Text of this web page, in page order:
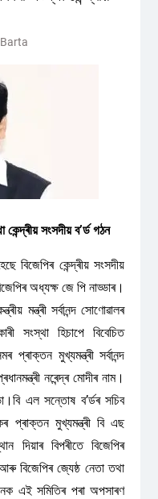
কেন্দ্ৰীয় সংসদীয় ব’ৰ্ড গঠন
বিজেপিৰ কেন্দ্ৰীয় সংসদীয়
অধ্যক্ষ জে পি নাড্ডাৰ।
মন্ত্ৰী সৰ্বানন্দ সোণোৱালৰ
সংস্থা হিচাপে বিবেচিত
মুখ্যমন্ত্ৰী সৰ্বানন্দ
নৰেন্দ্ৰ মোদীৰ নাম।
এল সন্তোষ ব’ৰ্ডৰ সচিব
প্ৰাক্তন মুখ্যমন্ত্ৰী বি এছ
দিয়াৰ বিপৰীতে বিজেপিৰ
বিজেপিৰ জ্যেষ্ঠ নেতা তথা
এই সমিতিৰ পৰা অপসাৰণ